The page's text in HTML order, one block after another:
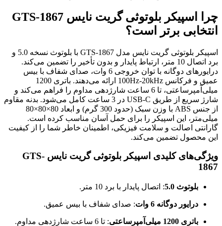
چرا اسپیکر بلوتوثی گریت نایس GTS-1867
انتخابی برتر است؟
اسپیکر بلوتوثی گریت نایس مدل GTS-1867 با بلوتوث نسخه 5.0 و
برد اتصال 10 متر، ارتباط پایدار و بدون تأخیر را تضمین می‌کند.
درایورهای دوگانه با توان خروجی 6 وات، صدای شفاف با بیس
عمیق و فرکانس 100Hz-20kHz ارائه می‌دهند. باتری 1200
میلی‌آمپرساعتی، تا 6 ساعت شارژدهی مداوم را فراهم می‌کند و
شارژ سریع از طریق USB-C در 3 ساعت کامل می‌شود. بدنه مقاوم
از جنس ABS با وزن سبک (حدود 300 گرم) و ابعاد 80×80×80
میلی‌متر، این اسپیکر را برای حمل آسان مناسب کرده است.
گارانتی اصالت و سلامت فیزیکی، اطمینان خاطر شما را از کیفیت
این محصول تضمین می‌کند.
ویژگی‌های کلیدی اسپیکر بلوتوثی گریت نایس GTS-
1867
بلوتوث 5.0 : اتصال پایدار با برد 10 متر.
درایور دوگانه 6 وات : صدای شفاف با بیس عمیق.
باتری 1200 میلی‌آمپرساعتی : تا 6 ساعت شارژدهی مداوم.